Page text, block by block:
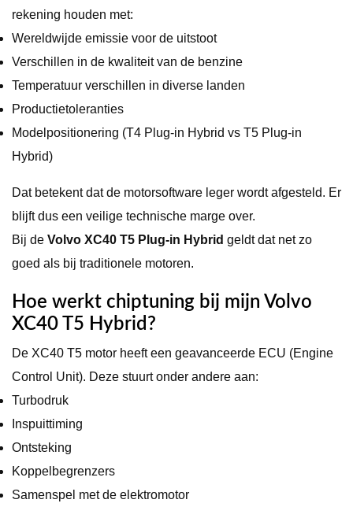
rekening houden met:
Wereldwijde emissie voor de uitstoot
Verschillen in de kwaliteit van de benzine
Temperatuur verschillen in diverse landen
Productietoleranties
Modelpositionering (T4 Plug-in Hybrid vs T5 Plug-in
Hybrid)
Dat betekent dat de motorsoftware leger wordt afgesteld. Er
blijft dus een veilige technische marge over.
Bij de Volvo XC40 T5 Plug-in Hybrid geldt dat net zo
goed als bij traditionele motoren.
Hoe werkt chiptuning bij mijn Volvo
XC40 T5 Hybrid?
De XC40 T5 motor heeft een geavanceerde ECU (Engine
Control Unit). Deze stuurt onder andere aan:
Turbodruk
Inspuittiming
Ontsteking
Koppelbegrenzers
Samenspel met de elektromotor